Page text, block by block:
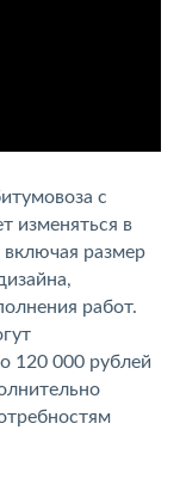
с
изменяться в
включая размер
работ.
120 000 рублей